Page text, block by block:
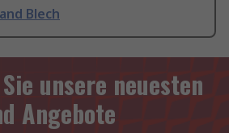
Blech
unsere neuesten
Angebote